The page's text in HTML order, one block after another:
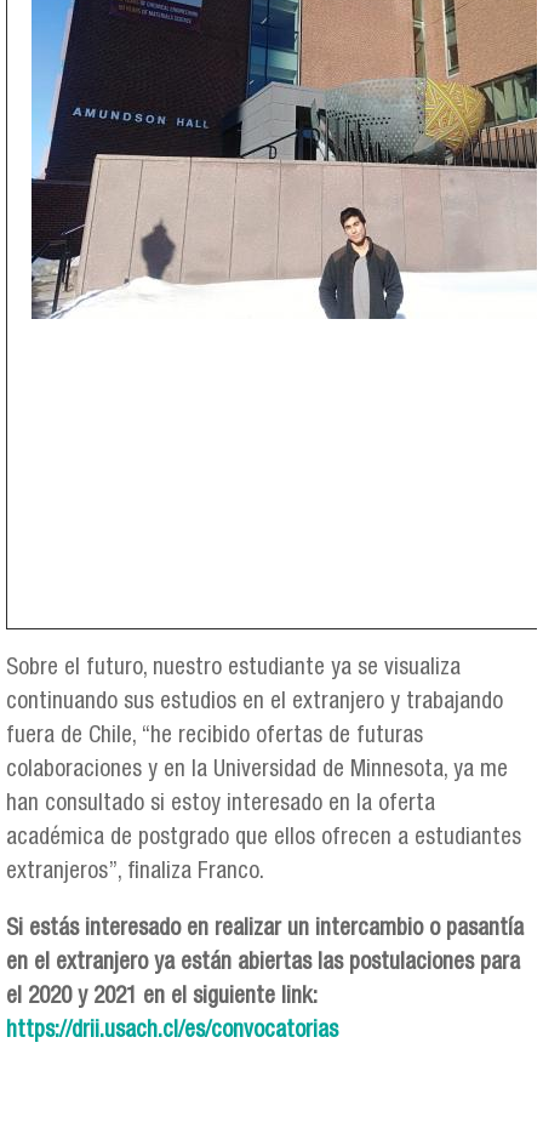
Sobre el futuro, nuestro estudiante ya se visualiza
continuando sus estudios en el extranjero y trabajando
fuera de Chile, “he recibido ofertas de futuras
colaboraciones y en la Universidad de Minnesota, ya me
han consultado si estoy interesado en la oferta
académica de postgrado que ellos ofrecen a estudiantes
extranjeros”, finaliza Franco.
Si estás interesado en realizar un intercambio o pasantía
en el extranjero ya están abiertas las postulaciones para
el 2020 y 2021 en el siguiente link:
https://drii.usach.cl/es/convocatorias